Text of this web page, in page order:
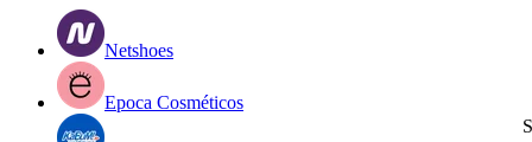
Netshoes
Epoca Cosméticos